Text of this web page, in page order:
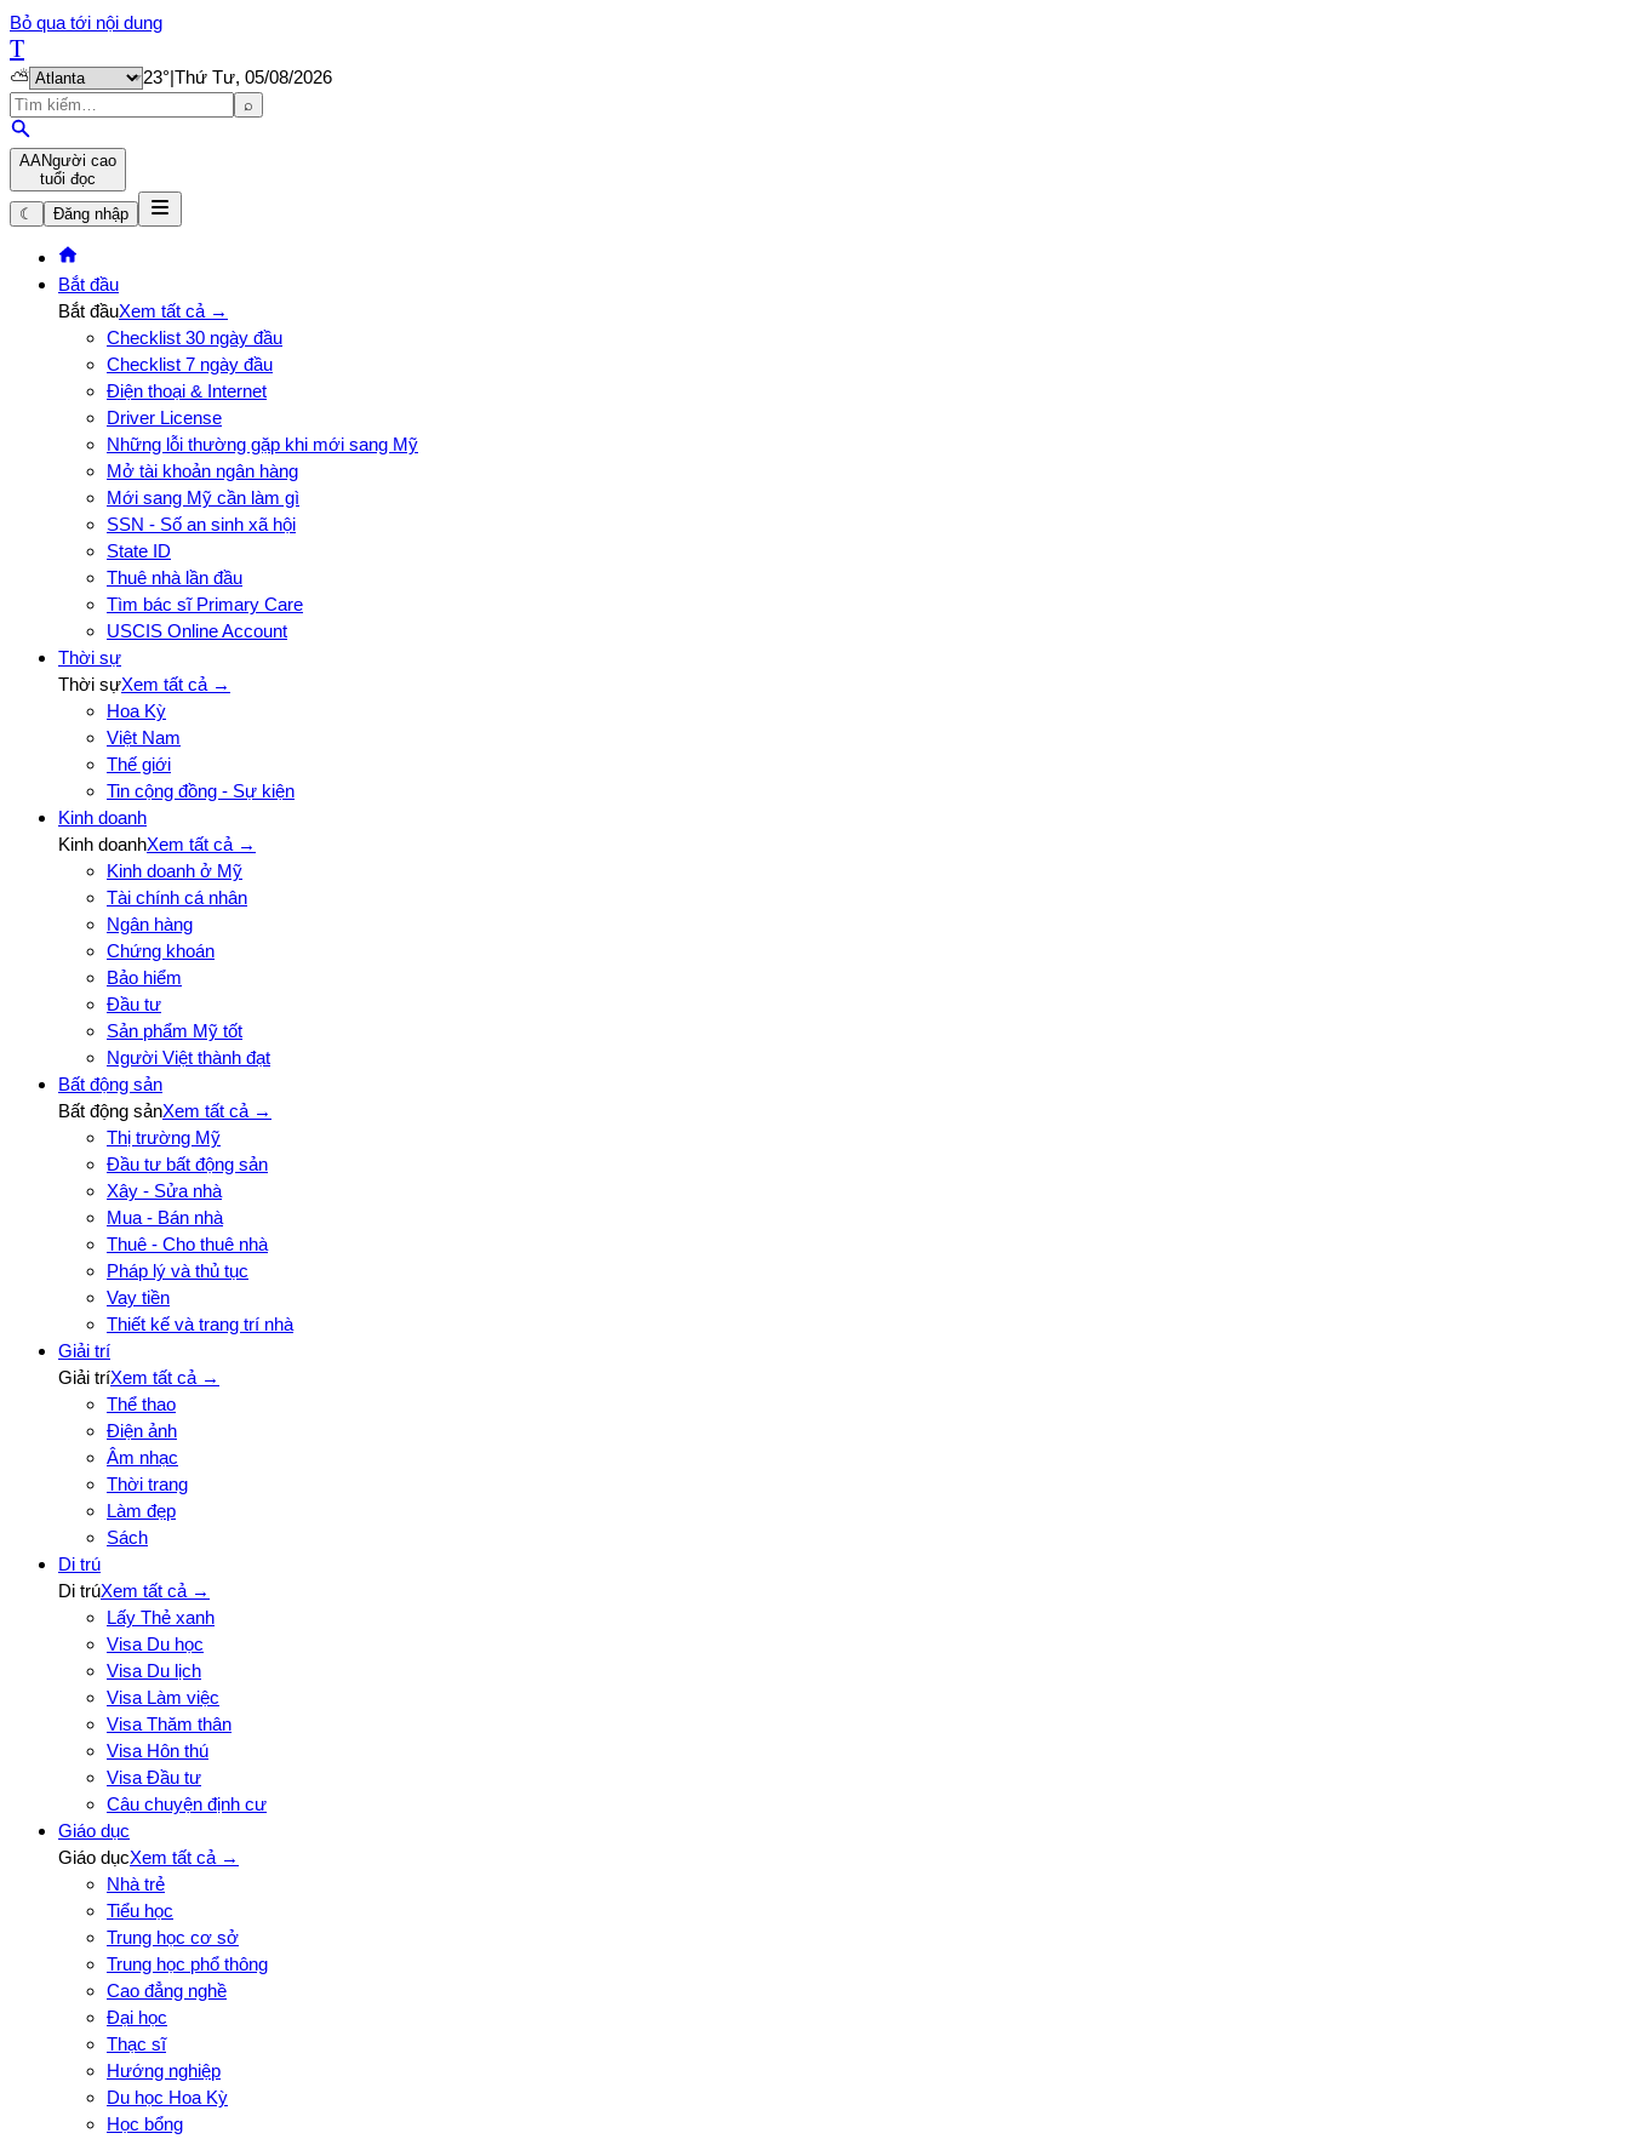
Bỏ qua tới nội dung
T
⛅ 23°|Thứ Tư, 05/08/2026
⌕
AANgười cao
tuổi đọc
☾
Đăng nhập
Bắt đầu
Bắt đầuXem tất cả →
Checklist 30 ngày đầu
Checklist 7 ngày đầu
Điện thoại & Internet
Driver License
Những lỗi thường gặp khi mới sang Mỹ
Mở tài khoản ngân hàng
Mới sang Mỹ cần làm gì
SSN - Số an sinh xã hội
State ID
Thuê nhà lần đầu
Tìm bác sĩ Primary Care
USCIS Online Account
Thời sự
Thời sựXem tất cả →
Hoa Kỳ
Việt Nam
Thế giới
Tin cộng đồng - Sự kiện
Kinh doanh
Kinh doanhXem tất cả →
Kinh doanh ở Mỹ
Tài chính cá nhân
Ngân hàng
Chứng khoán
Bảo hiểm
Đầu tư
Sản phẩm Mỹ tốt
Người Việt thành đạt
Bất động sản
Bất động sảnXem tất cả →
Thị trường Mỹ
Đầu tư bất động sản
Xây - Sửa nhà
Mua - Bán nhà
Thuê - Cho thuê nhà
Pháp lý và thủ tục
Vay tiền
Thiết kế và trang trí nhà
Giải trí
Giải tríXem tất cả →
Thể thao
Điện ảnh
Âm nhạc
Thời trang
Làm đẹp
Sách
Di trú
Di trúXem tất cả →
Lấy Thẻ xanh
Visa Du học
Visa Du lịch
Visa Làm việc
Visa Thăm thân
Visa Hôn thú
Visa Đầu tư
Câu chuyện định cư
Giáo dục
Giáo dụcXem tất cả →
Nhà trẻ
Tiểu học
Trung học cơ sở
Trung học phổ thông
Cao đẳng nghề
Đại học
Thạc sĩ
Hướng nghiệp
Du học Hoa Kỳ
Học bổng